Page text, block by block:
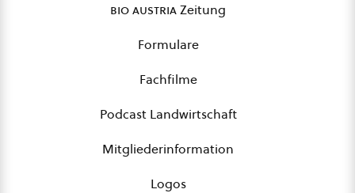
bio austriaZeitung
Formulare
Fachfilme
Podcast Landwirtschaft
Mitgliederinformation
Logos